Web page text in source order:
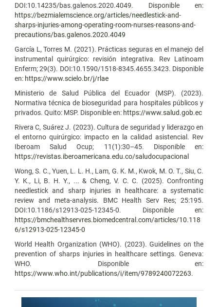
DOI:10.14235/bas.galenos.2020.4049. Disponible en:
https://bezmialemscience.org/articles/needlestick-and-
sharps-injuries-among-operating-room-nurses-reasons-and-
precautions/bas.galenos.2020.4049
García L, Torres M. (2021). Prácticas seguras en el manejo del
instrumental quirúrgico: revisión integrativa. Rev Latinoam
Enferm; 29(3). DOI:10.1590/1518-8345.4655.3423. Disponible
en: https://www.scielo.br/j/rlae
Ministerio de Salud Pública del Ecuador (MSP). (2023).
Normativa técnica de bioseguridad para hospitales públicos y
privados. Quito: MSP. Disponible en: https://www.salud.gob.ec
Rivera C, Suárez J. (2023). Cultura de seguridad y liderazgo en
el entorno quirúrgico: impacto en la calidad asistencial. Rev
Iberoam Salud Ocup; 11(1):30–45. Disponible en:
https://revistas.iberoamericana.edu.co/saludocupacional
Wong, S. C., Yuen, L. L. H., Lam, G. K. M., Kwok, M. O. T., Siu, C.
Y. K., Li, B. H. Y., ... & Cheng, V. C. C. (2025). Confronting
needlestick and sharp injuries in healthcare: a systematic
review and meta-analysis. BMC Health Serv Res; 25:195.
DOI:10.1186/s12913-025-12345-0. Disponible en:
https://bmchealthservres.biomedcentral.com/articles/10.118
6/s12913-025-12345-0
World Health Organization (WHO). (2023). Guidelines on the
prevention of sharps injuries in healthcare settings. Geneva:
WHO. Disponible en:
https://www.who.int/publications/i/item/9789240072263.